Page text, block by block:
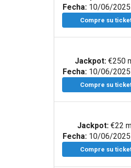
Fecha:10/06/2025
Compre su
Jackpot: €250
Fecha:10/06/2025
Compre su
Jackpot:€22
Fecha:10/06/2025
Compre su